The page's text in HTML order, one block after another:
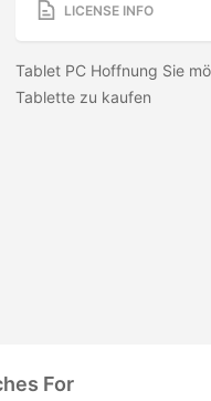
LICENSE INFO
Tablet PC Hoffnung Sie
Tablette zu kaufen
For